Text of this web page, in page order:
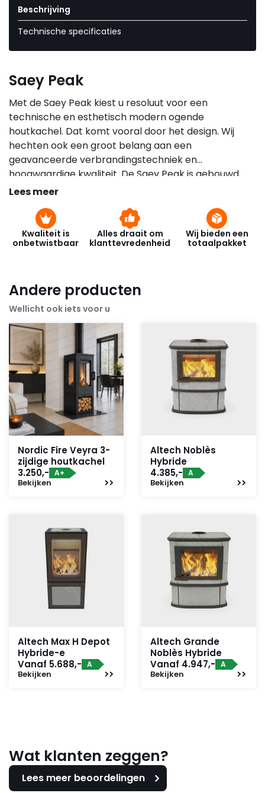
Beschrijving
Technische specificaties
Saey Peak
Met de Saey Peak kiest u resoluut voor een
technische en esthetisch modern ogende
houtkachel. Dat komt vooral door het design. Wij
hechten ook een groot belang aan een
geavanceerde verbrandingstechniek en
hoogwaardige kwaliteit. De Saey Peak is gebouwd
met de meest hedendaagse technologie.
Lees meer
Kwaliteit is
onbetwistbaar
Alles draait om
klanttevredenheid
Wij bieden een
totaalpakket
Andere producten
Wellicht ook iets voor u
Nordic Fire Veyra 3-
zijdige houtkachel
3.250,- A+
Bekijken
Altech Noblès
Hybride
4.385,- A
Bekijken
Altech Max H Depot
Hybride-e
Vanaf 5.688,- A
Bekijken
Altech Grande
Noblès Hybride
Vanaf 4.947,- A
Bekijken
Wat klanten zeggen?
Lees meer beoordelingen